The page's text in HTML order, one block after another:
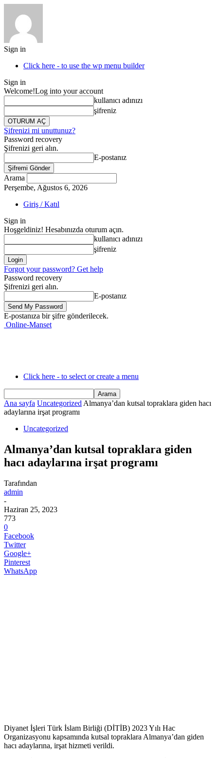
Sign in
Click here - to use the wp menu builder
Sign in
Welcome!Log into your account
kullanıcı adınızı
şifreniz
Şifrenizi mi unuttunuz?
Password recovery
Şifrenizi geri alın.
E-postanız
Arama
Perşembe, Ağustos 6, 2026
Giriş / Katıl
Sign in
Hoşgeldiniz! Hesabınızda oturum açın.
kullanıcı adınızı
şifreniz
Forgot your password? Get help
Password recovery
Şifrenizi geri alın.
E-postanız
E-postanıza bir şifre gönderilecek.
Online-Manset
Click here - to select or create a menu
Ana sayfa Uncategorized Almanya’dan kutsal topraklara giden hacı
adaylarına irşat programı
Uncategorized
Almanya’dan kutsal topraklara giden
hacı adaylarına irşat programı
Tarafından
admin
-
Haziran 25, 2023
773
0
Facebook
Twitter
Google+
Pinterest
WhatsApp
Diyanet İşleri Türk İslam Birliği (DİTİB) 2023 Yılı Hac
Organizasyonu kapsamında kutsal topraklara Almanya’dan giden
hacı adaylarına, irşat hizmeti verildi.